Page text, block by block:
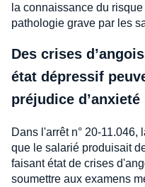
la connaissance du
pathologie grave par les
Des crises
état dépressif
préjudice d’anxieté
Dans l'arrêt n° 20-
que le salarié produisait
faisant état de crises
soumettre aux examens